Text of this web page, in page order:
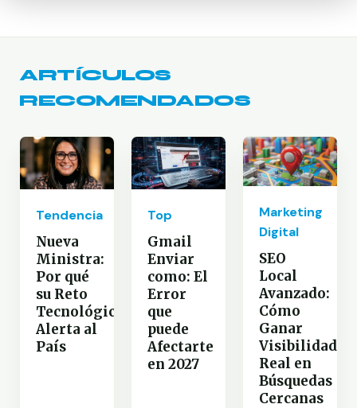
ARTÍCULOS
RECOMENDADOS
Tendencia
Nueva
Ministra:
Por qué
su Reto
Tecnológico
Alerta al
País
Top
Gmail
Enviar
como: El
Error
que
puede
Afectarte
en 2027
Marketing
Digital
SEO
Local
Avanzado:
Cómo
Ganar
Visibilidad
Real en
Búsquedas
Cercanas